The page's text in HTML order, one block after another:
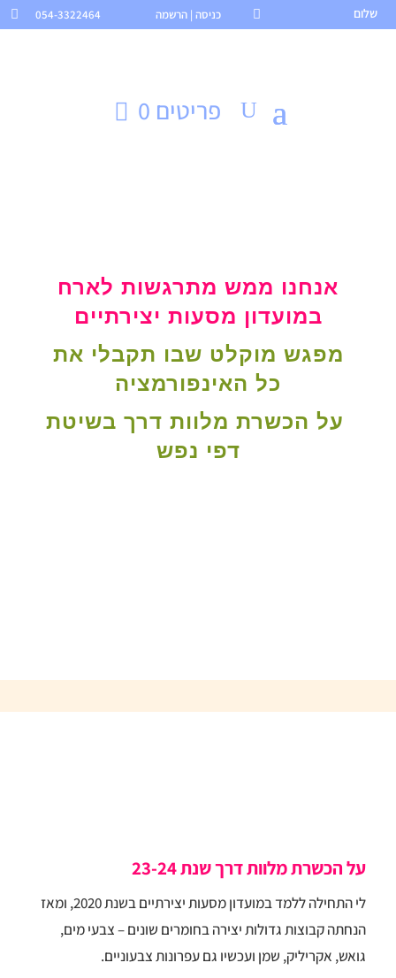
 054-3322464  כניסה | הרשמה שלום
פריטים 0
אנחנו ממש מתרגשות לארח
במועדון מסעות יצירתיים
מפגש מוקלט שבו תקבלי את
כל האינפורמציה
על הכשרת מלוות דרך בשיטת
דפי נפש
על הכשרת מלוות דרך שנת 23-24
לי התחילה ללמד במועדון מסעות יצירתיים בשנת 2020, ומאז
הנחתה קבוצות גדולות יצירה בחומרים שונים – צבעי מים,
גואש, אקריליק, שמן ועכשיו גם עפרונות צבעוניים.